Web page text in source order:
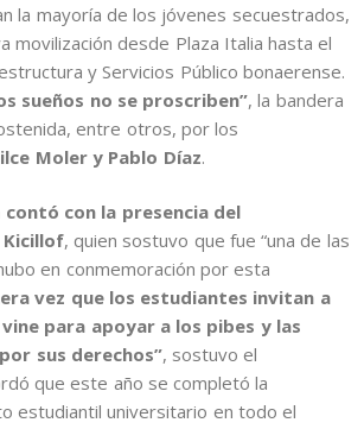
la mayoría de los jóvenes secuestrados,
movilización desde Plaza Italia hasta el
y Servicios Público bonaerense.
sueños no se proscriben”, la bandera
entre otros, por los
Moler y Pablo Díaz.
con la presencia del
, quien sostuvo que fue “una de las
en conmemoración por esta
vez que los estudiantes invitan a
para apoyar a los pibes y las
sus derechos”, sostuvo el
que este año se completó la
estudiantil universitario en todo el